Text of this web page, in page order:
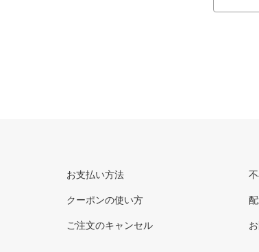
お支払い方法
クーポンの使い方
ご注文のキャンセル